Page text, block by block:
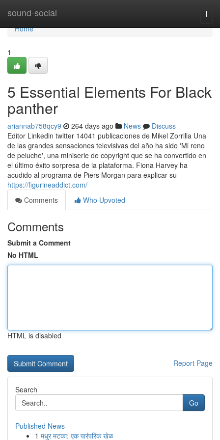
sound-social
Home
Home
1
5 Essential Elements For Black
panther
ariannab758qcy9 264 days ago News
Discuss
Editor Linkedin twitter 14041 publicaciones de Mikel Zorrilla Una
de las grandes sensaciones televisivas del año ha sido 'Mi reno
de peluche', una miniserie de copyright que se ha convertido en
el último éxito sorpresa de la plataforma. Fiona Harvey ha
acudido al programa de Piers Morgan para explicar su
https://figurineaddict.com/
Comments
Who Upvoted
Comments
Submit a Comment
No HTML
HTML is disabled
Report Page
Search
Go
Published News
1 मधुर मटका: एक पारंपरिक खेळ